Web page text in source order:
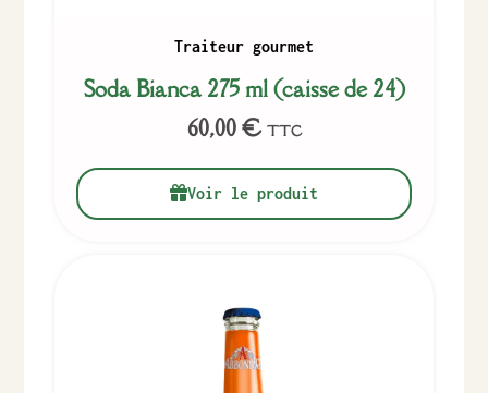
Traiteur gourmet
Soda Bianca 275 ml (caisse de 24)
60,00€ TTC
Voir le produit